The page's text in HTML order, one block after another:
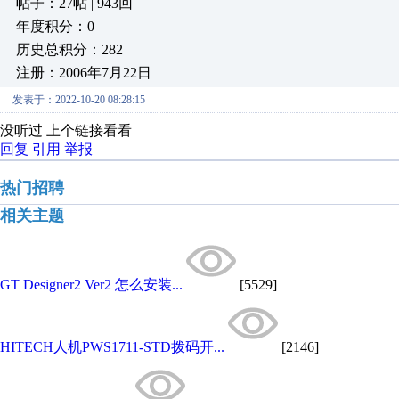
帖子：27帖 | 943回
年度积分：0
历史总积分：282
注册：2006年7月22日
发表于：2022-10-20 08:28:15
没听过 上个链接看看
回复 引用 举报
热门招聘
相关主题
GT Designer2 Ver2 怎么安装... [5529]
HITECH人机PWS1711-STD拨码开... [2146]